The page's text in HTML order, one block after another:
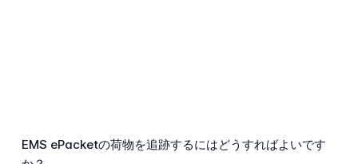
EMS ePacketの荷物を追跡するにはどうすればよいです